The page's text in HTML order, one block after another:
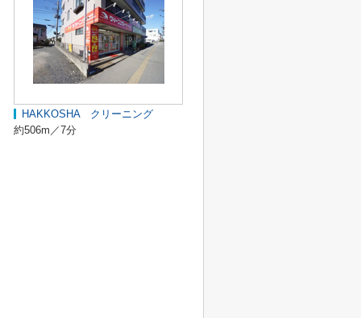
HAKKOSHA クリーニング
約506m／7分